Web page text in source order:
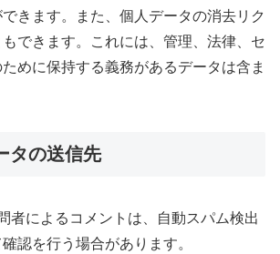
きます。また、個人データの消去リク
できます。これには、管理、法律、セ
めに保持する義務があるデータは含ま
タの送信先
者によるコメントは、自動スパム検出
認を行う場合があります。